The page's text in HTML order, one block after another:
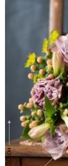
30 см